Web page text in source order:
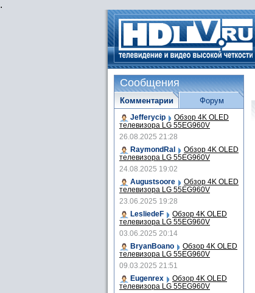
.
Сообщения
Комментарии
Jefferycip Обзор 4K OLED
телевизора LG 55EG960V
26.08.2025 21:28
RaymondRal
Обзор 4K OLED
телевизора LG 55EG960V
24.08.2025 19:02
Augustsoore
Обзор 4K OLED
телевизора LG 55EG960V
23.06.2025 19:28
LesliedeF
Обзор 4K OLED
телевизора LG 55EG960V
03.06.2025 20:14
BryanBoano
Обзор 4K OLED
телевизора LG 55EG960V
09.03.2025 21:51
Eugenrex
Обзор 4K OLED
телевизора LG 55EG960V
Форум